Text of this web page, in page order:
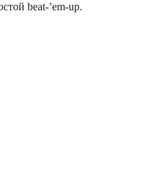
beat-’em-up.